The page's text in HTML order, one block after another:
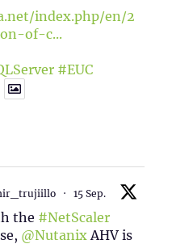
index.php/en/2
of-c...
#EUC
· 15 Sep.
the #NetScaler
@NutanixAHV is